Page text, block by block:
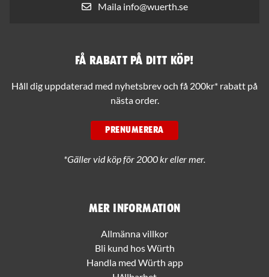
Maila info@wuerth.se
Mer information
Allmänna villkor
Bli kund hos Würth
Handla med Würth app
Få rabatt på ditt köp!
Håll dig uppdaterad med nyhetsbrev och få 200kr* rabatt på
nästa order.
PRENUMERERA
*Gäller vid köp för 2000 kr eller mer.